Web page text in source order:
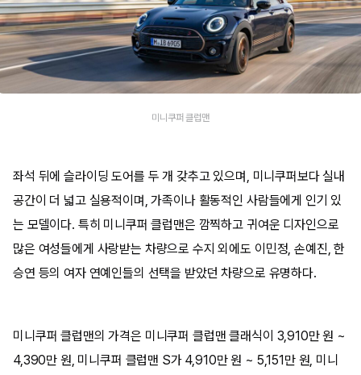
미니쿠퍼 클럽맨
좌석 뒤에 슬라이딩 도어를 두 개 갖추고 있으며, 미니쿠퍼보다 실내
공간이 더 넓고 실용적이며, 가족이나 활동적인 사람들에게 인기 있
는 모델이다. 특히 미니쿠퍼 클럽맨은 깜찍하고 귀여운 디자인으로
많은 여성들에게 사랑받는 차량으로 수지 외에도 이민정, 손예진, 한
승연 등의 여자 연예인들의 선택을 받았던 차량으로 유명하다.
미니쿠퍼 클럽맨의 가격은 미니쿠퍼 클럽맨 클래식이 3,910만 원 ~
4,390만 원, 미니쿠퍼 클럽맨 S가 4,910만 원 ~ 5,151만 원, 미니